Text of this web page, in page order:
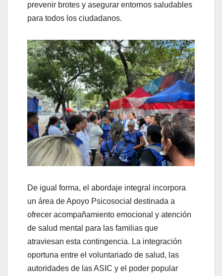
prevenir brotes y asegurar entornos saludables
para todos los ciudadanos.
​De igual forma, el abordaje integral incorpora
un área de Apoyo Psicosocial destinada a
ofrecer acompañamiento emocional y atención
de salud mental para las familias que
atraviesan esta contingencia. La integración
oportuna entre el voluntariado de salud, las
autoridades de las ASIC y el poder popular